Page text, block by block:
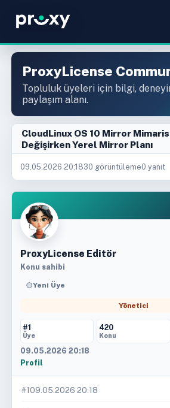
ProxyLicense
Topluluk üyeleri için bilgi,
paylaşım alanı.
CloudLinux OS 10 Mirror
Değişirken Yerel Mirror Planı
09.05.2026 20:1830 görüntüleme0 yanıt
ProxyLicense Editör
Konu sahibi
Yeni Üye
Yönetici
#1
Üye
420
Konu
09.05.2026 20:18
Profil
#1 09.05.2026 20:18